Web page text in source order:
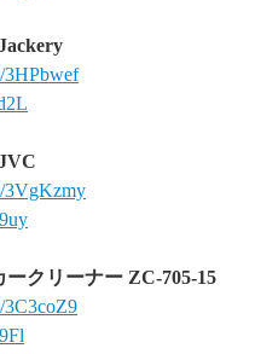
3HPbwef
3VgKzmy
クリーナー ZC-705-15
3C3coZ9